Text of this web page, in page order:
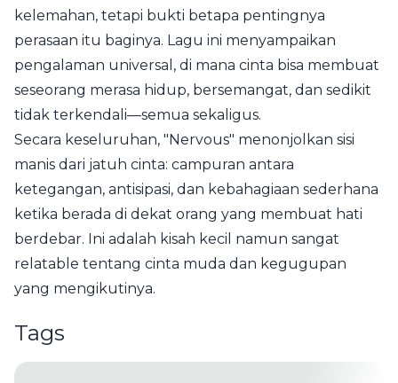
kelemahan, tetapi bukti betapa pentingnya
perasaan itu baginya. Lagu ini menyampaikan
pengalaman universal, di mana cinta bisa membuat
seseorang merasa hidup, bersemangat, dan sedikit
tidak terkendali—semua sekaligus.
Secara keseluruhan, "Nervous" menonjolkan sisi
manis dari jatuh cinta: campuran antara
ketegangan, antisipasi, dan kebahagiaan sederhana
ketika berada di dekat orang yang membuat hati
berdebar. Ini adalah kisah kecil namun sangat
relatable tentang cinta muda dan kegugupan
yang mengikutinya.
Tags